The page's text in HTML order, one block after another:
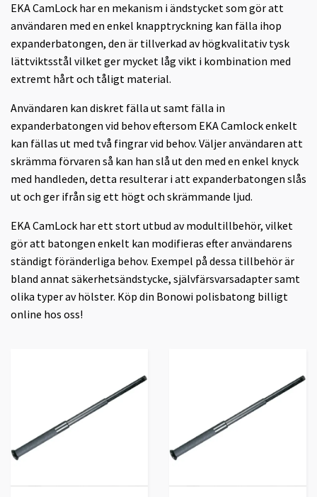
EKA CamLock har en mekanism i ändstycket som gör att
användaren med en enkel knapptryckning kan fälla ihop
expanderbatongen, den är tillverkad av högkvalitativ tysk
lättviktsstål vilket ger mycket låg vikt i kombination med
extremt hårt och tåligt material.
Användaren kan diskret fälla ut samt fälla in
expanderbatongen vid behov eftersom EKA Camlock enkelt
kan fällas ut med två fingrar vid behov. Väljer användaren att
skrämma förvaren så kan han slå ut den med en enkel knyck
med handleden, detta resulterar i att expanderbatongen slås
ut och ger ifrån sig ett högt och skrämmande ljud.
EKA CamLock har ett stort utbud av modultillbehör, vilket
gör att batongen enkelt kan modifieras efter användarens
ständigt föränderliga behov. Exempel på dessa tillbehör är
bland annat säkerhetsändstycke, självfärsvarsadapter samt
olika typer av hölster. Köp din Bonowi polisbatong billigt
online hos oss!